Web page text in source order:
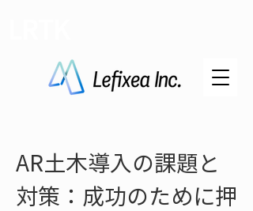
AR土木導入の課題と
対策：成功のために押